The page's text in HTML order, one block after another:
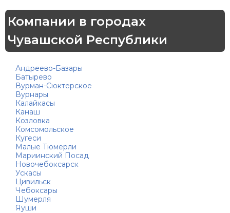
Компании в городах
Чувашской Республики
Андреево-Базары
Батырево
Вурман-Сюктерское
Вурнары
Калайкасы
Канаш
Козловка
Комсомольское
Кугеси
Малые Тюмерли
Мариинский Посад
Новочебоксарск
Ускасы
Цивильск
Чебоксары
Шумерля
Яуши